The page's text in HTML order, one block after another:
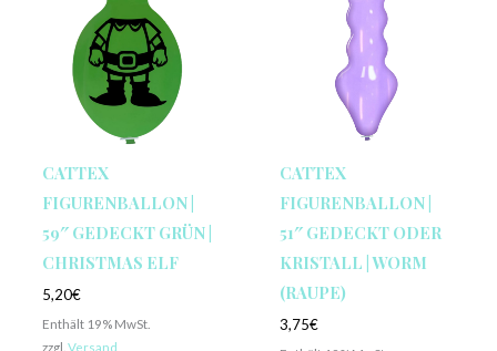
CATTEX
FIGURENBALLON |
59″ GEDECKT GRÜN |
CHRISTMAS ELF
5,20€
Enthält 19% MwSt.
zzgl. Versand
CATTEX
FIGURENBALLON |
51″ GEDECKT ODER
KRISTALL | WORM
(RAUPE)
3,75€